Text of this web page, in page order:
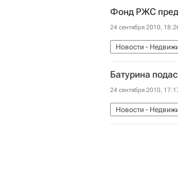
Фонд РЖС
24 сентября 2010,
Новости -
Батурина
24 сентября 2010,
Новости -